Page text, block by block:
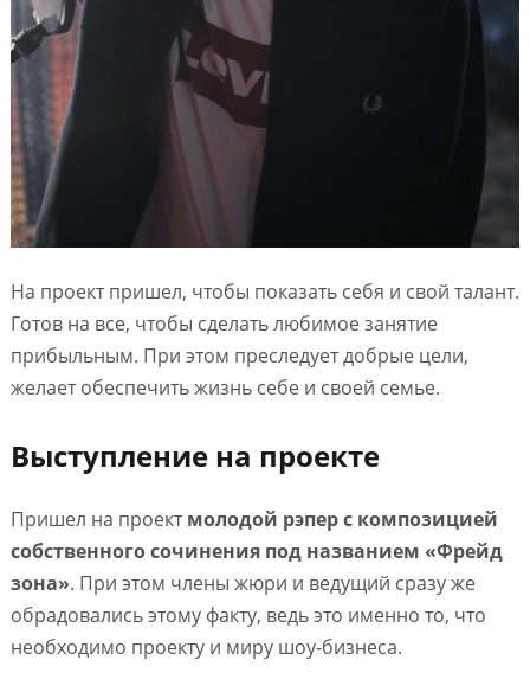
На проект пришел, чтобы показать себя и свой талант.
Готов на все, чтобы сделать любимое занятие
прибыльным. При этом преследует добрые цели,
желает обеспечить жизнь себе и своей семье.
Выступление на проекте
Пришел на проектмолодой рэпер с композицией
собственного сочинения под названием «Фрейд
зона». При этом члены жюри и ведущий сразу же
обрадовались этому факту, ведь это именно то, что
необходимо проекту и миру шоу-бизнеса.